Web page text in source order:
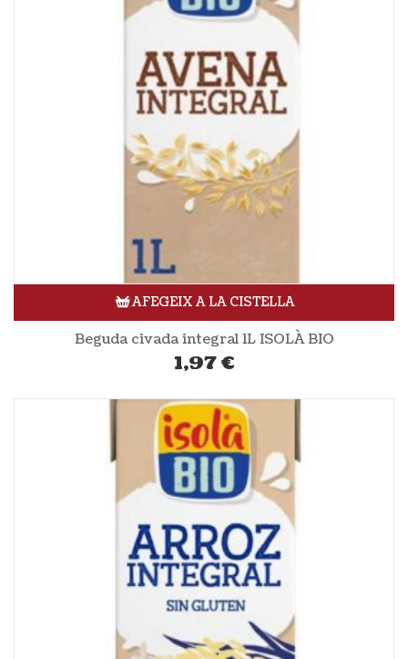
AFEGEIX A LA CISTELLA
Beguda civada integral 1L ISOLÀ BIO
1,97€